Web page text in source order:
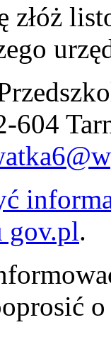
złóż
604
gov.pl.